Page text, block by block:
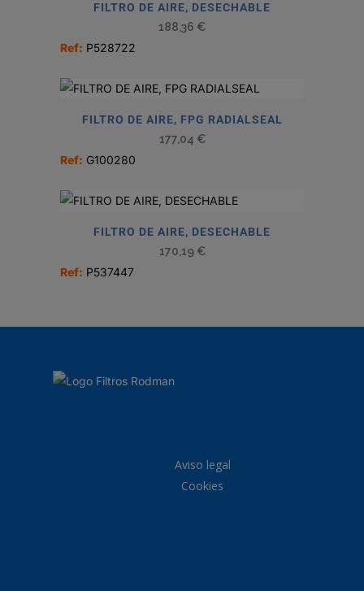
FILTRO DE AIRE, DESECHABLE
188,36 €
Ref: P528722
FILTRO DE AIRE, FPG RADIALSEAL
177,04 €
Ref: G100280
FILTRO DE AIRE, DESECHABLE
170,19 €
Ref: P537447
Aviso legal
Cookies